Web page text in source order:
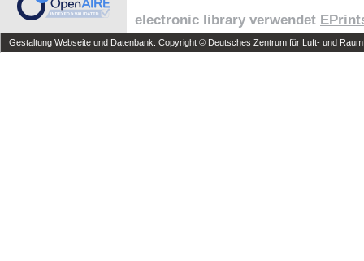
electronic library verwendet
Gestaltung Webseite und Datenbank: Copyright © Deutsches Zentrum für Luft- und